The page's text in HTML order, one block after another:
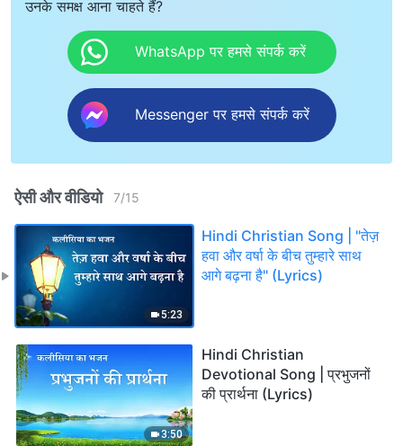
उनके समक्ष आना चाहते हैं?
WhatsApp पर हमसे संपर्क करें
Messenger पर हमसे संपर्क करें
ऐसी और वीडियो 7/15
5:23
Hindi Christian Song | "तेज़
हवा और वर्षा के बीच तुम्हारे साथ
आगे बढ़ना है" (Lyrics)
3:50
Hindi Christian
Devotional Song | प्रभुजनों
की प्रार्थना (Lyrics)